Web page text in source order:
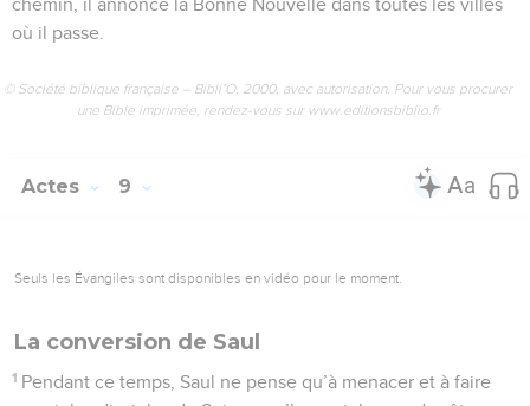
chemin, il annonce la Bonne Nouvelle dans toutes les villes
où il passe.
© Société biblique française – Bibli’O, 2000, avec autorisation. Pour vous procurer
une Bible imprimée, rendez-vous sur www.editionsbiblio.fr
Actes 9
Seuls les Évangiles sont disponibles en vidéo pour le moment.
La conversion de Saul
1 Pendant ce temps, Saul ne pense qu’à menacer et à faire